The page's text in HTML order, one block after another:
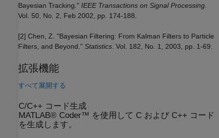
Bayesian Tracking." IEEE Transactions on Signal Processing.
Vol. 50, No. 2, Feb 2002, pp. 174-188.
[2] Chen, Z. "Bayesian Filtering: From Kalman Filters to Particle
Filters, and Beyond." Statistics . Vol. 182, No. 1, 2003, pp. 1-69.
拡張機能
すべて展開する
C/C++ コード生成
MATLAB® Coder™ を使用して C および C++ コード
を生成します。